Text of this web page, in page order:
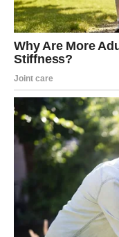
Kako će
Zvijezde pokazuju da
povjerenje u vlastitu
Mnogo puta ste
drugi primijetili.
vodiće vas prema
da ostvarite ono što
Nemojte se plašiti
najveću sreću.